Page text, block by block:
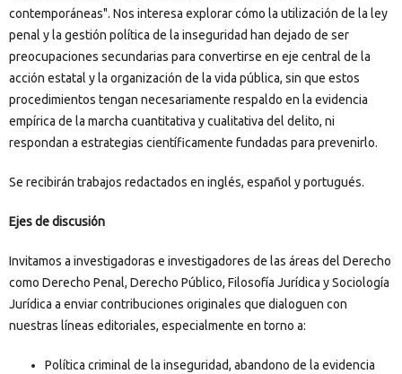
contemporáneas". Nos interesa explorar cómo la utilización de la ley
penal y la gestión política de la inseguridad han dejado de ser
preocupaciones secundarias para convertirse en eje central de la
acción estatal y la organización de la vida pública, sin que estos
procedimientos tengan necesariamente respaldo en la evidencia
empírica de la marcha cuantitativa y cualitativa del delito, ni
respondan a estrategias científicamente fundadas para prevenirlo.
Se recibirán trabajos redactados en inglés, español y portugués.
Ejes de discusión
Invitamos a investigadoras e investigadores de las áreas del Derecho
como Derecho Penal, Derecho Público, Filosofía Jurídica y Sociología
Jurídica a enviar contribuciones originales que dialoguen con
nuestras líneas editoriales, especialmente en torno a:
Política criminal de la inseguridad, abandono de la evidencia